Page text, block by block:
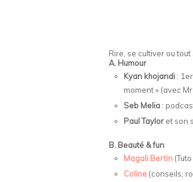
Rire, se cultiver ou
A. Humour
Kyan khojandi :
moment » (avec
Seb Melia :
Paul Taylor et son
B. Beauté & fun
Magali Bertin
Coline (conseils,